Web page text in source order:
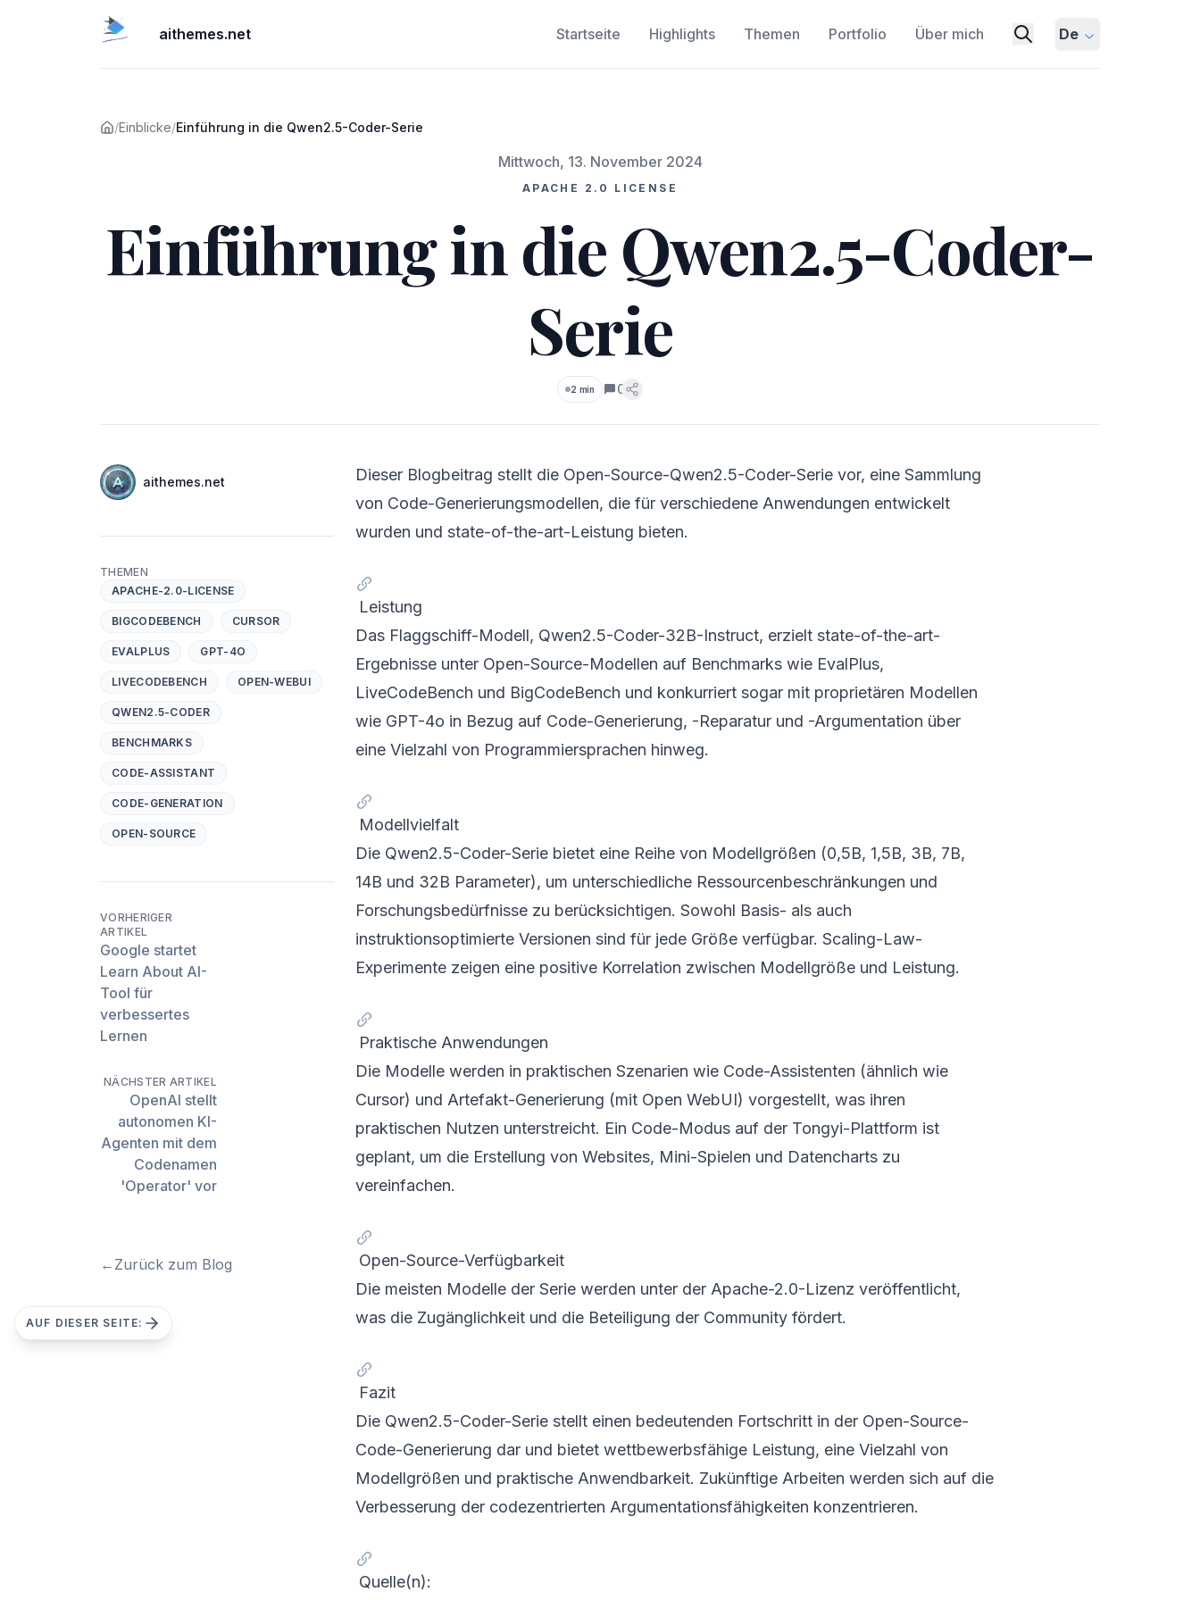
aithemes.net Startseite Highlights Themen Portfolio Über mich De
AUF DIESER SEITE:
/Einblicke/Einführung in die Qwen2.5-Coder-Serie
Mittwoch, 13. November 2024
APACHE 2.0 LICENSE
Einführung in die Qwen2.5-Coder-
Serie
2 min 0
Kommentare
AutorenName
aithemes.net
Dieser Blogbeitrag stellt die Open-Source-Qwen2.5-Coder-Serie vor, eine Sammlung
von Code-Generierungsmodellen, die für verschiedene Anwendungen entwickelt
wurden und state-of-the-art-Leistung bieten.
Leistung
Das Flaggschiff-Modell, Qwen2.5-Coder-32B-Instruct, erzielt state-of-the-art-
Ergebnisse unter Open-Source-Modellen auf Benchmarks wie EvalPlus,
LiveCodeBench und BigCodeBench und konkurriert sogar mit proprietären Modellen
wie GPT-4o in Bezug auf Code-Generierung, -Reparatur und -Argumentation über
eine Vielzahl von Programmiersprachen hinweg.
Modellvielfalt
Die Qwen2.5-Coder-Serie bietet eine Reihe von Modellgrößen (0,5B, 1,5B, 3B, 7B,
14B und 32B Parameter), um unterschiedliche Ressourcenbeschränkungen und
Forschungsbedürfnisse zu berücksichtigen. Sowohl Basis- als auch
instruktionsoptimierte Versionen sind für jede Größe verfügbar. Scaling-Law-
Experimente zeigen eine positive Korrelation zwischen Modellgröße und Leistung.
Praktische Anwendungen
Die Modelle werden in praktischen Szenarien wie Code-Assistenten (ähnlich wie
Cursor) und Artefakt-Generierung (mit Open WebUI) vorgestellt, was ihren
praktischen Nutzen unterstreicht. Ein Code-Modus auf der Tongyi-Plattform ist
geplant, um die Erstellung von Websites, Mini-Spielen und Datencharts zu
vereinfachen.
Open-Source-Verfügbarkeit
Die meisten Modelle der Serie werden unter der Apache-2.0-Lizenz veröffentlicht,
was die Zugänglichkeit und die Beteiligung der Community fördert.
Fazit
Die Qwen2.5-Coder-Serie stellt einen bedeutenden Fortschritt in der Open-Source-
Code-Generierung dar und bietet wettbewerbsfähige Leistung, eine Vielzahl von
Modellgrößen und praktische Anwendbarkeit. Zukünftige Arbeiten werden sich auf die
Verbesserung der codezentrierten Argumentationsfähigkeiten konzentrieren.
Quelle(n):
THEMEN
APACHE-2.0-LICENSE
BIGCODEBENCH CURSOR
EVALPLUS GPT-4O
LIVECODEBENCH OPEN-WEBUI
QWEN2.5-CODER
BENCHMARKS
CODE-ASSISTANT
CODE-GENERATION
OPEN-SOURCE
VORHERIGER
ARTIKEL
Google startet
Learn About AI-
Tool für
verbessertes
Lernen
NÄCHSTER ARTIKEL
OpenAI stellt
autonomen KI-
Agenten mit dem
Codenamen
'Operator' vor
← Zurück zum Blog